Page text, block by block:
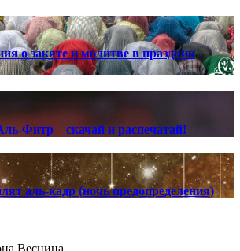
о закяте и молитве в праздник
Фитр – скачай и распечатай!
аль-кадр (ночь предопределения)